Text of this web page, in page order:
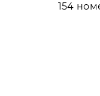
154